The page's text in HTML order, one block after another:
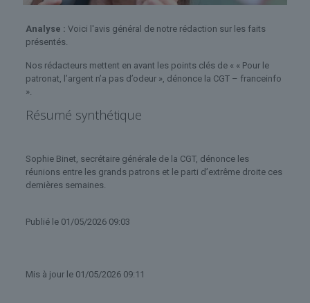
Analyse : Voici l'avis général de notre rédaction sur les faits
présentés.
Nos rédacteurs mettent en avant les points clés de « « Pour le
patronat, l’argent n’a pas d’odeur », dénonce la CGT – franceinfo
».
Résumé synthétique
Sophie Binet, secrétaire générale de la CGT, dénonce les
réunions entre les grands patrons et le parti d’extrême droite ces
dernières semaines.
Publié le 01/05/2026 09:03
Mis à jour le 01/05/2026 09:11